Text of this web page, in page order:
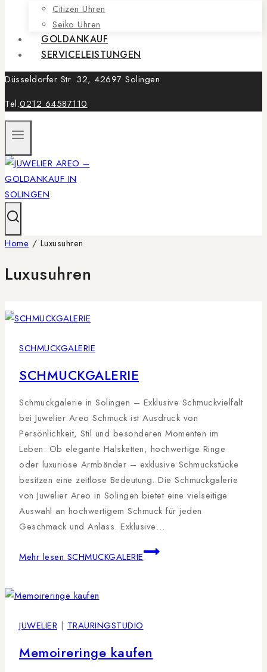
Citizen Uhren
Seiko Uhren
GOLDANKAUF
SERVICELEISTUNGEN
Düsseldorfer Str. 32, 42697 Solingen
Tel.0212 64587110
Home / Luxusuhren
Luxusuhren
SCHMUCKGALERIE
SCHMUCKGALERIE
Schmuckgalerie in Solingen – Exklusive Schmuckvielfalt
bei Juwelier Areo Schmuck ist Ausdruck von
Persönlichkeit, Stil und besonderen Momenten im
Leben. Ob elegante Halsketten, hochwertige Ringe
oder luxuriöse Armbänder – exklusive Schmuckstücke
besitzen eine zeitlose Bedeutung. Die Schmuckgalerie
von Juwelier Areo in Solingen bietet eine vielseitige
Auswahl an hochwertigem Schmuck für jeden
Geschmack und Anlass. Exklusive…
Mehr lesen SCHMUCKGALERIE
JUWELIER | TRAURINGSTUDIO
Memoireringe kaufen